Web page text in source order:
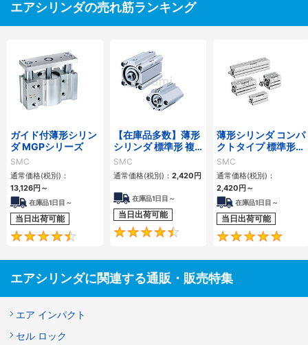
エアシリンダの売れ筋ランキング
ガイド付薄形シリン
ダ MGPシリーズ
SMC
通常価格(税別)：
13,126円～
在庫品1日目～
当日出荷可能
4.6
【在庫品多数】薄形
シリンダ 標準形 複
動・片ロッド CQ2
シリーズ
SMC
通常価格(税別)： 2,420円
在庫品1日目～
当日出荷可能
4.5
薄形シリンダ コンパ
クトタイプ 標準形
複動 片ロッド CQS
シリーズ
SMC
通常価格(税別)：
2,420円～
在庫品1日目～
当日出荷可能
エアシリンダに関連する通販・販売特集
エア インパクト
セル ロック